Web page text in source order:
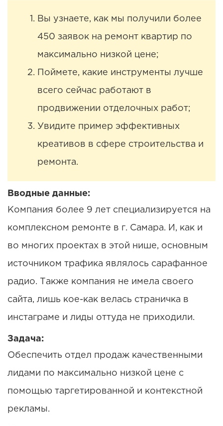
Вы узнаете, как мы получили более
450 заявок на ремонт квартир по
максимально низкой цене;
Поймете, какие инструменты лучше
всего сейчас работают в
продвижении отделочных работ;
Увидите пример эффективных
креативов в сфере строительства и
ремонта.
Вводные данные:
Компания более 9 лет специализируется на
комплексном ремонте в г. Самара. И, как и
во многих проектах в этой нише, основным
источником трафика являлось сарафанное
радио. Также компания не имела своего
сайта, лишь кое-как велась страничка в
инстаграме и лиды оттуда не приходили.
Задача:
Обеспечить отдел продаж качественными
лидами по максимально низкой цене с
помощью таргетированной и контекстной
рекламы.